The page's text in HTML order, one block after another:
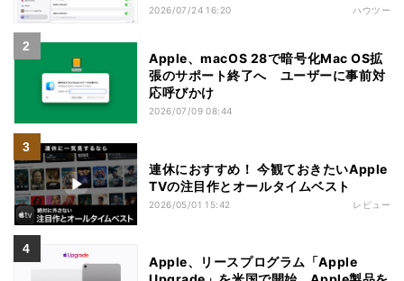
2026/07/24 16:20 ハウツー
Apple、macOS 28で暗号化Mac OS拡
張のサポート終了へ ユーザーに事前対
応呼びかけ
2026/07/09 08:44
連休におすすめ！ 今観ておきたいApple
TVの注目作とオールタイムベスト
2026/05/01 15:42 レビュー
Apple、リースプログラム「Apple